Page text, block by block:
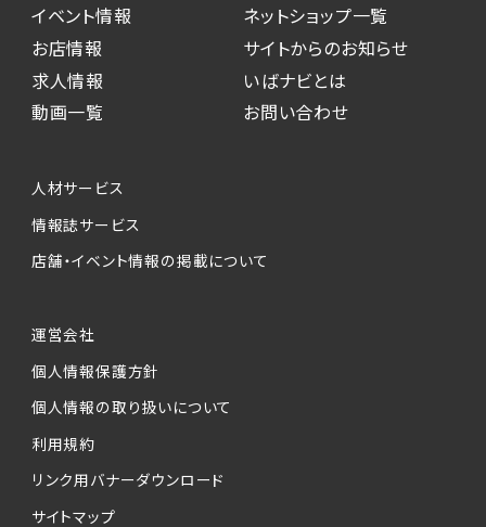
イベント情報
お店情報
求人情報
動画一覧
ネットショップ一覧
サイトからのお知らせ
いばナビとは
お問い合わせ
人材サービス
情報誌サービス
店舗・イベント情報の掲載について
運営会社
個人情報保護方針
個人情報の取り扱いについて
利用規約
リンク用バナーダウンロード
サイトマップ